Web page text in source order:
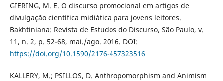
GIERING, M. E. O discurso promocional em artigos de
divulgação científica midiática para jovens leitores.
Bakhtiniana: Revista de Estudos do Discurso, São Paulo, v.
11, n. 2, p. 52-68, mai./ago. 2016. DOI:
https://doi.org/10.1590/2176-457323516
KALLERY, M.; PSILLOS, D. Anthropomorphism and Animism